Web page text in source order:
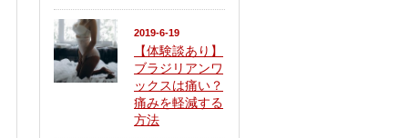
2019-6-19
【体験談あり】
ブラジリアンワ
ックスは痛い？
痛みを軽減する
方法